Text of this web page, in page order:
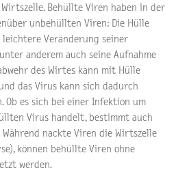
Behüllte Viren haben in der
unbehüllten Viren: Die Hülle
Veränderung seiner
anderem auch seine Aufnahme
des Wirtes kann mit Hülle
das Virus kann sich dadurch
Ob es sich bei einer Infektion um
Virus handelt, bestimmt auch
nackte Viren die Wirtszelle
können behüllte Viren ohne
werden.